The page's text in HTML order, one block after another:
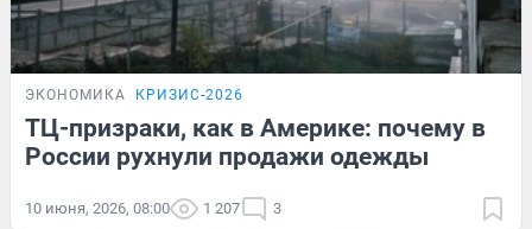
ЭКОНОМИКА КРИЗИС-2026
ТЦ-призраки, как в Америке: почему в
России рухнули продажи одежды
10 июня, 2026, 08:00 1 207 3